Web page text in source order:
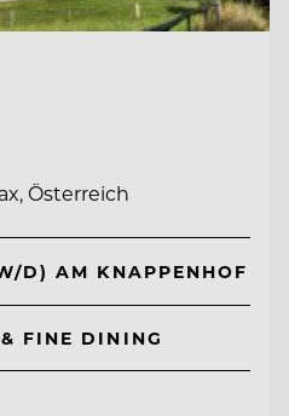
Österreich
D) AM KNAPPENHOF
FINE DINING